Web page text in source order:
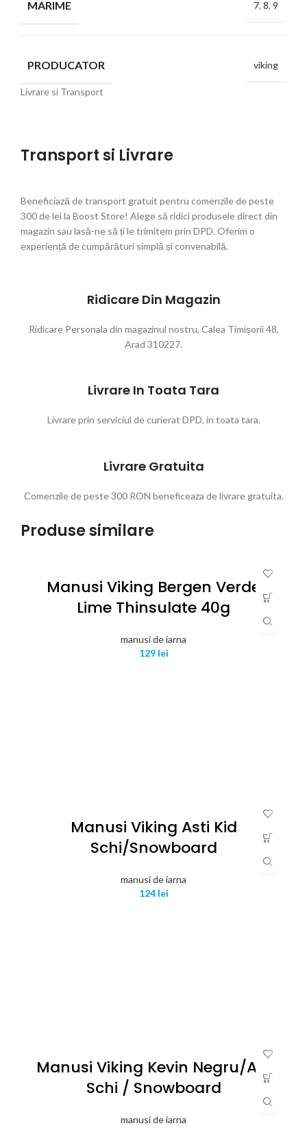
MARIME 7, 8, 9
PRODUCATOR viking
Livrare si Transport
Transport si Livrare
Beneficiază de transport gratuit pentru comenzile de peste
300 de lei la Boost Store! Alege să ridici produsele direct din
magazin sau lasă-ne să ți le trimitem prin DPD. Oferim o
experiență de cumpărături simplă și convenabilă.
Ridicare Din Magazin
Ridicare Personala din magazinul nostru, Calea Timișorii 48,
Arad 310227.
Livrare In Toata Tara
Livrare prin serviciul de curierat DPD, in toata tara.
Livrare Gratuita
Comenzile de peste 300 RON beneficeaza de livrare gratuita.
Produse similare
Manusi Viking Bergen Verde
Lime Thinsulate 40g
manusi de iarna
129 lei
Manusi Viking Asti Kid
Schi/snowboard
manusi de iarna
124 lei
Manusi Viking Kevin Negru/alb
Schi / Snowboard
manusi de iarna